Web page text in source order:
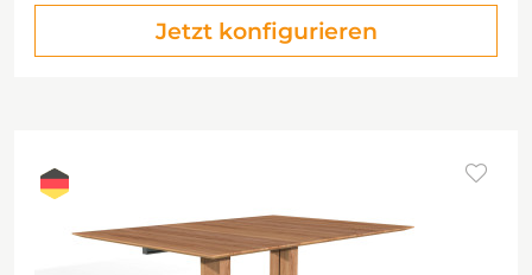
Jetzt konfigurieren